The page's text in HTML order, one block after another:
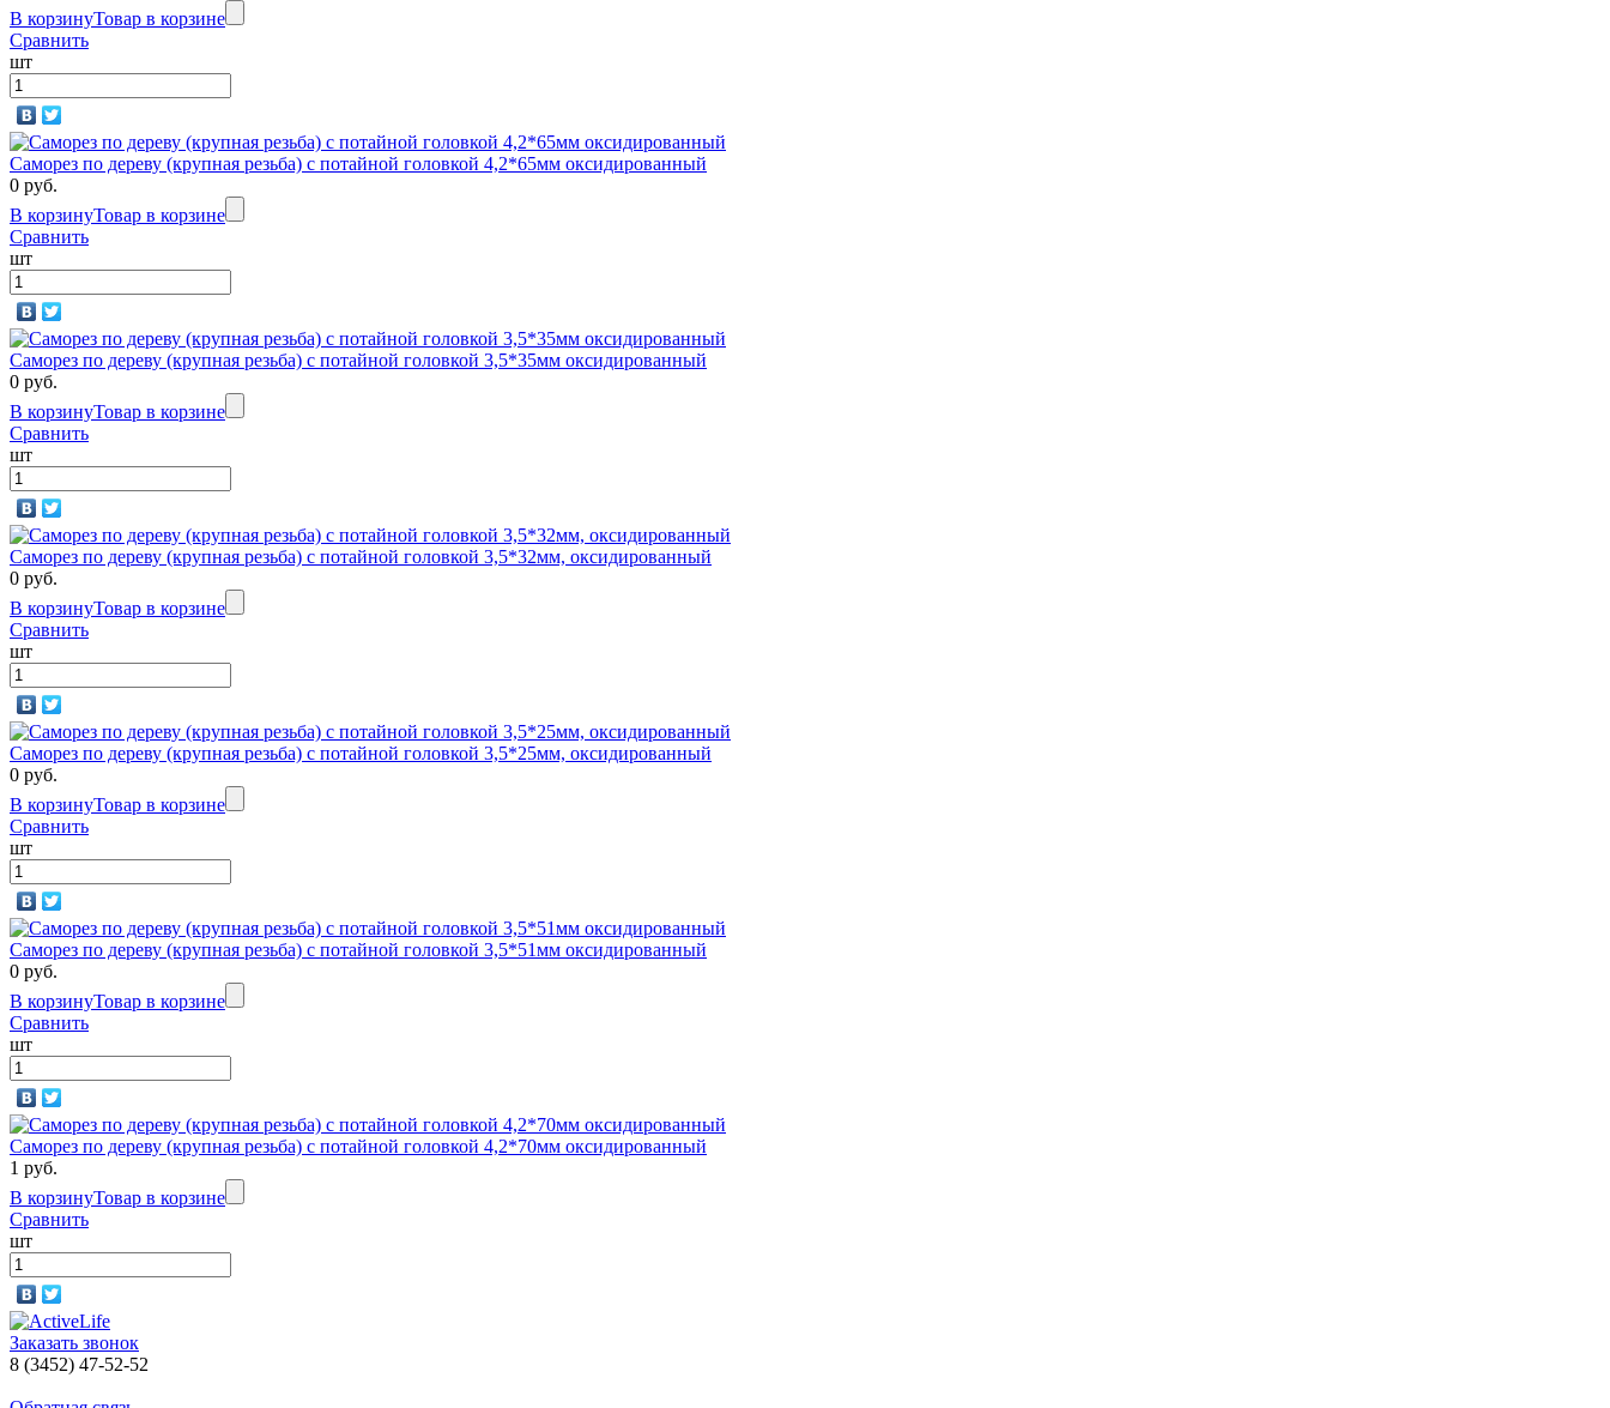
В корзинуТовар в корзине
Сравнить
шт
Саморез по дереву (крупная резьба) с потайной головкой 4,2*65мм оксидированный
0 руб.
В корзинуТовар в корзине
Сравнить
шт
Саморез по дереву (крупная резьба) с потайной головкой 3,5*35мм оксидированный
0 руб.
В корзинуТовар в корзине
Сравнить
шт
Саморез по дереву (крупная резьба) с потайной головкой 3,5*32мм, оксидированный
0 руб.
В корзинуТовар в корзине
Сравнить
шт
Саморез по дереву (крупная резьба) с потайной головкой 3,5*25мм, оксидированный
0 руб.
В корзинуТовар в корзине
Сравнить
шт
Саморез по дереву (крупная резьба) с потайной головкой 3,5*51мм оксидированный
0 руб.
В корзинуТовар в корзине
Сравнить
шт
Саморез по дереву (крупная резьба) с потайной головкой 4,2*70мм оксидированный
1 руб.
В корзинуТовар в корзине
Сравнить
шт
Заказать звонок
8 (3452) 47-52-52